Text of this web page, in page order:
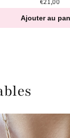
Ajouter au